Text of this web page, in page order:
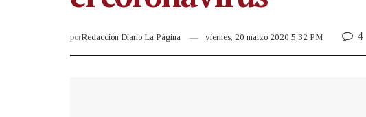
porRedacción Diario La Página viernes, 20 marzo 2020 5:32 PM 4